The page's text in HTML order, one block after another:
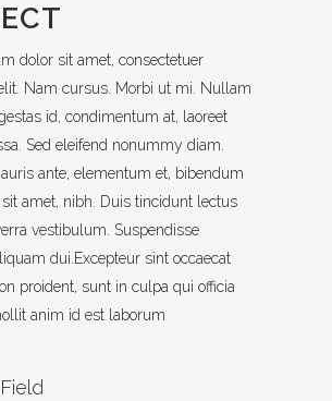
dolor sit amet, consectetuer
Nam cursus. Morbi ut mi. Nullam
id, condimentum at, laoreet
Sed eleifend nonummy diam.
ante, elementum et, bibendum
sit amet, nibh. Duis tincidunt lectus
vestibulum. Suspendisse
dui.Excepteur sint occaecat
proident, sunt in culpa qui officia
anim id est laborum